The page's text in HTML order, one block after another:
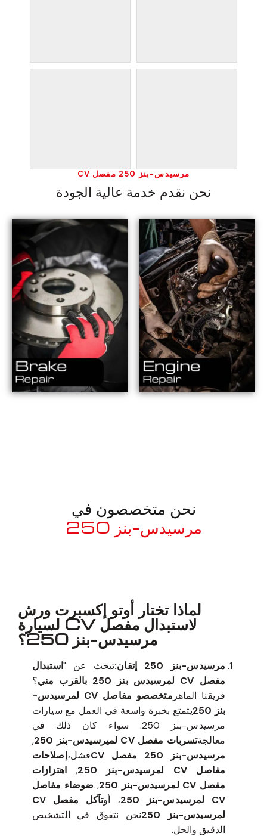
مرسيدس-بنز 250 مفصل CV
نحن نقدم خدمة عالية الجودة
نحن متخصصون في
مرسيدس-بنز 250
لماذا تختار أوتو إكسبرت ورش
لاستبدال مفصل CV لسيارة
مرسيدس-بنز 250؟
مرسيدس-بنز 250 إتقان: تبحث عن "استبدال
مفصل CV لمرسيدس بنز 250 بالقرب مني
؟
فريقنا الماهر
متخصصو مفاصل CV لمرسيدس-
بنز 250
يتمتع بخبرة واسعة في العمل مع سيارات
مرسيدس-بنز 250. سواء كان ذلك في
معالجةتسربات مفصل CV لميرسيدس-بنز 250
,
مرسيدس-بنز 250 مفصل CV
فشل،إصلاحات
مفاصل CV لمرسيدس-بنز 250
,اهتزازات
مفصل CV لمرسيدس-بنز 250
, ضوضاء مفاصل
CV لمرسيدس-بنز 250
، أو
تآكل مفصل CV
لمرسيدس-بنز 250
نحن نتفوق في التشخيص
الدقيق والحل.